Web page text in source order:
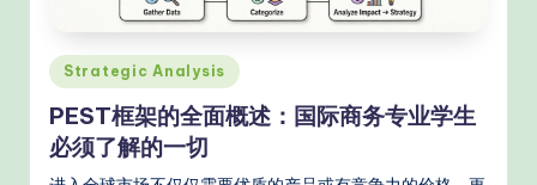
Posted
in
Strategic Analysis
PEST框架的全面概述：国际商务专业学生
必须了解的一切